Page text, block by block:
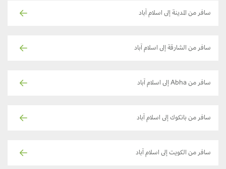
سافر من المدينة إلى اسلام آباد
سافر من الشارقة إلى اسلام آباد
سافر من Abha إلى اسلام آباد
سافر من بانكوك إلى اسلام آباد
سافر من الكويت إلى اسلام آباد